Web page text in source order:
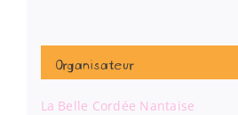
Organisateur
La Belle Cordée Nantaise